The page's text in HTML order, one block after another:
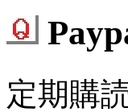
定期購